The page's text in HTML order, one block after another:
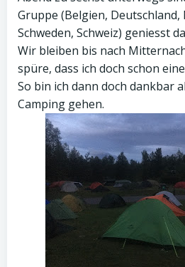
Gruppe (Belgien, Deutschland,
Schweden, Schweiz) geniesst
Wir bleiben bis nach
spüre, dass ich doch schon
So bin ich dann doch dankbar
Camping gehen.